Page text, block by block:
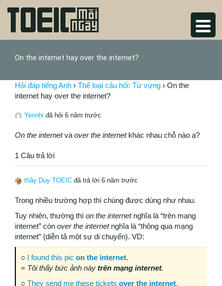
On the internet hay over the internet?
Hỏi đáp tiếng Anh › Thể loại câu hỏi: Từ vựng › On the
internet hay over the internet?
Yennhi đã hỏi 6 năm trước
On the internetvà over the internetkhác nhau chỗ nào ạ?
1 Câu trả lời
thầy Duy TOEIC đã trả lời 6 năm trước
Trong nhiều trường hợp thì chúng được dùng như nhau.
Tuy nhiên, thường thì on the internetnghĩa là “trên mạng
internet” còn over the internetnghĩa là “thông qua mạng
internet” (diễn tả một sự di chuyển). VD:
○ I found this pic on the internet.
= Tôi thấy bức ảnh này trên mạng internet.
○ They send me these tickets over the internet.